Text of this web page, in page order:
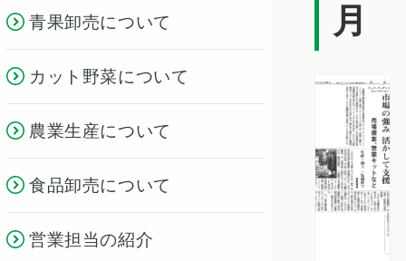
青果卸売について
カット野菜について
農業生産について
食品卸売について
営業担当の紹介
月